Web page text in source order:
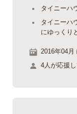
タイニーハ
タイニーハ
にゆっくり
2016年04月
4人が応援し